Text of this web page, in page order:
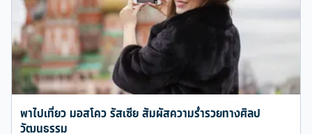
พาไปเที่ยว มอสโคว รัสเซีย สัมผัสความร่ำรวยทางศิลป
วัฒนธรรม